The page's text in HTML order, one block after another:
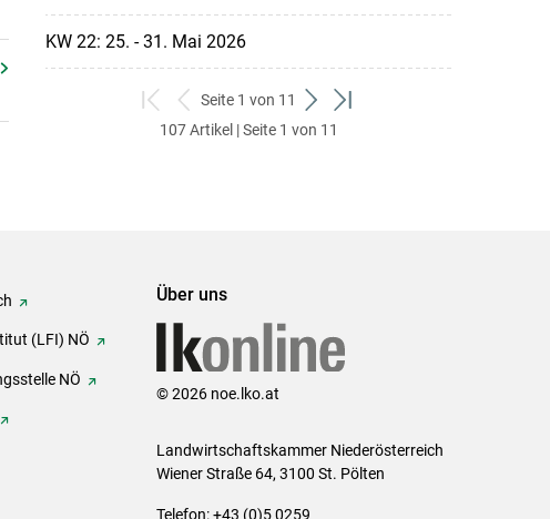
KW 22: 25. - 31. Mai 2026
zum
ersten
zurück
zum
Seite 1 von 11
weiter
zum
zum
107 Artikel | Seite 1 von 11
(LFI) NÖ
NÖ
Über uns
© 2026 noe.lko.at
Landwirtschaftskammer Niederösterreich
Wiener Straße 64, 3100 St. Pölten
Telefon: +43 (0)5 0259